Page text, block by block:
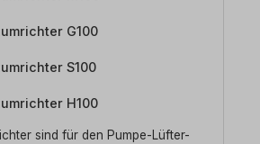
G100
S100
H100
sind für den Pumpe-Lüfter-